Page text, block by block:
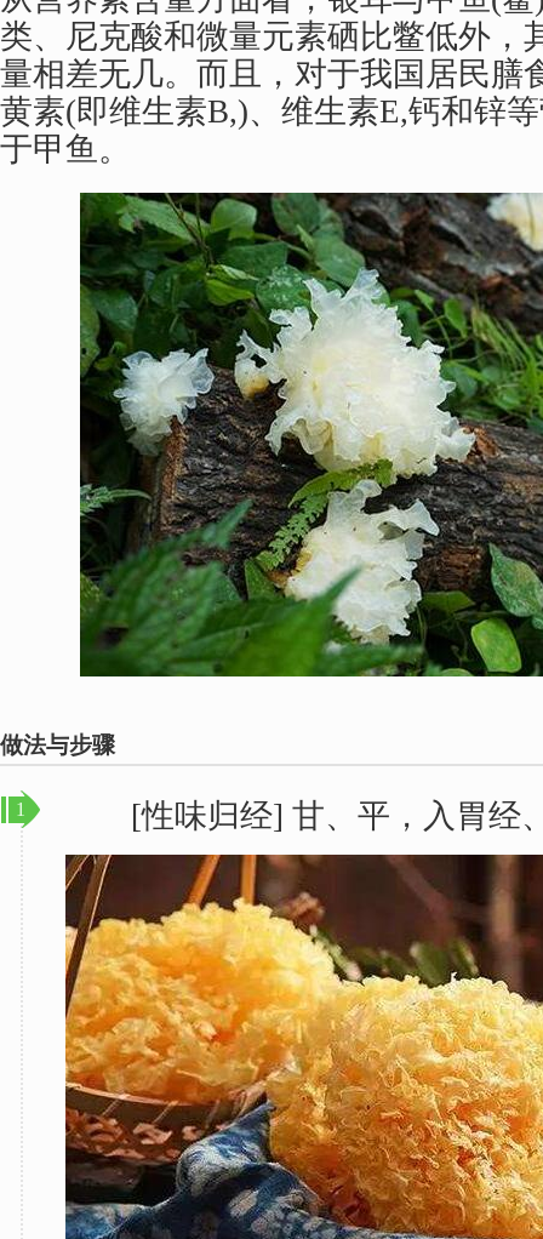
类、尼克酸和微量元素硒比鳖低外，
量相差无几。而且，对于我国居民膳
黄素(即维生素B,)、维生素E,钙和锌
于甲鱼。
做法与步骤
1 [性味归经] 甘、平，入胃经